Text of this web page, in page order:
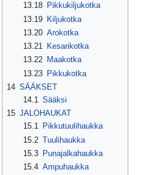
13.18
Pikkukiljukotka
13.19 Kiljukotka
13.20 Arokotka
13.21
Kesarikotka
13.22
Maakotka
13.23
Pikkukotka
14 SÄÄKSET
14.1 Sääksi
15 JALOHAUKAT
15.1
Pikkutuulihaukka
15.2 Tuulihaukka
15.3
Punajalkahaukka
15.4 Ampuhaukka